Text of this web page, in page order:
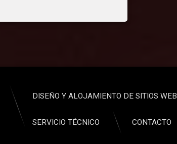
DISEÑO Y ALOJAMIENTO DE SITIOS WEB
SERVICIO TÉCNICO CONTACTO